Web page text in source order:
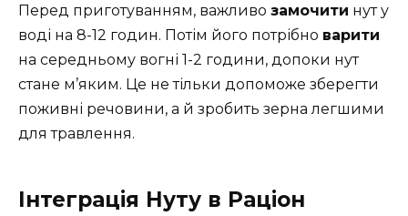
Перед приготуванням, важливо замочити нут у
воді на 8-12 годин. Потім його потрібно варити
на середньому вогні 1-2 години, допоки нут
стане м’яким. Це не тільки допоможе зберегти
поживні речовини, а й зробить зерна легшими
для травлення.
Інтеграція Нуту в Раціон